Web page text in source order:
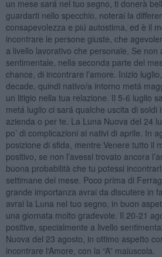
un mese sará nel tuo segno, ti donerà
guardarti nello specchio, noterai la
consapevolezza e piú autostima, ed è il
incontrare le persone giuste, che
a livello lavorativo che personale. Se
sentimentale, nella seconda parte del
chance, di incontrare l’amore. Inizio
decade, quindi nativo/a intorno metá
un litigio nella tua relazione. Il 5-6 luglio
metá luglio ci sará qualche uscita di soldi
azienda o per te. La Luna Nuova del 24
po’ di complicazioni ai nativi di aprile. In
posizione di sfida, mentre Venere tutto il
positivo, se non l’avessi trovato ancora
buona probabilità che tu potessi
settimane del mese. Poco prima di
grande importanza avrai da discutere in
avrai la Luna nel tuo segno, in buon
una giornata molto gradevole. Il 20-21
positive, specialmente a livello
Nuova del 23 agosto, in ottimo aspetto
incontrare l‘Amore, con la “A” maiuscola.